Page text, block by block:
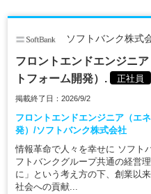
ソフトバンク株式
フロントエンドエンジニ
トフォーム開発）.
正社員
掲載終了日：2026/9/2
フロントエンドエンジニア（エ
発）/ソフトバンク株式会社
情報革命で人々を幸せに ソフト
フトバンクグループ共通の経営
に」という考え方の下、創業以
社会への貢献...